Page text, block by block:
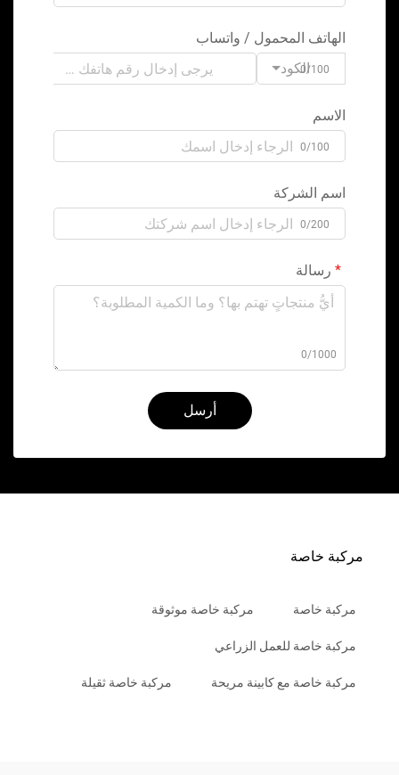
الهاتف المحمول / واتساب
الكود0/100
الاسم
0/100
اسم الشركة
0/200
رسالة
0/1000
أرسل
مركبة خاصة
مركبة خاصة مركبة خاصة موثوقة
مركبة خاصة للعمل الزراعي
مركبة خاصة مع كابينة مريحة مركبة خاصة ثقيلة